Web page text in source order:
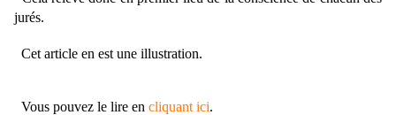
jurés.
Cet article en est une illustration.
Vous pouvez le lire en cliquant ici.